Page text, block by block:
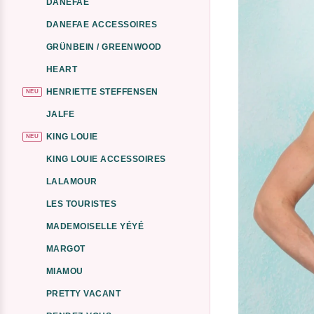
DANEFAE
DANEFAE ACCESSOIRES
GRÜNBEIN / GREENWOOD
HEART
NEU HENRIETTE STEFFENSEN
JALFE
NEU KING LOUIE
KING LOUIE ACCESSOIRES
LALAMOUR
LES TOURISTES
MADEMOISELLE YÉYÉ
MARGOT
MIAMOU
PRETTY VACANT